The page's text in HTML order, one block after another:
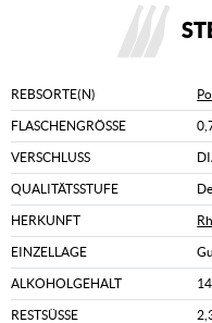
REBSORTE(N)
FLASCHENGRÖSSE
VERSCHLUSS
QUALITÄTSSTUFE
HERKUNFT
EINZELLAGE
ALKOHOLGEHALT
RESTSÜSSE